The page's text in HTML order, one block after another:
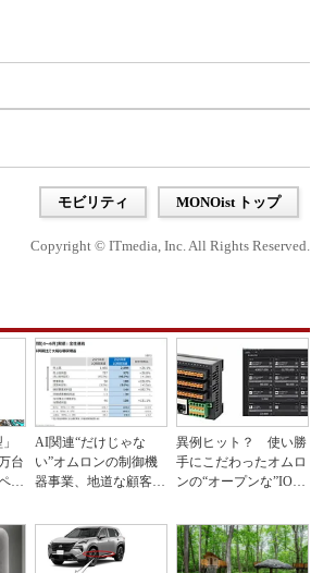
モビリティ MONOist トップ
Copyright © ITmedia, Inc. All Rights Reserved.
台
ー
AI関連“だけじゃな
い”オムロンの制御機
器事業、地道な顧客基
異例ヒット？ 使い勝
手にこだわったオムロ
ンの“オープンな”IO-L